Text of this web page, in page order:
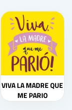
VIVA LA MADRE QUE
ME PARIO